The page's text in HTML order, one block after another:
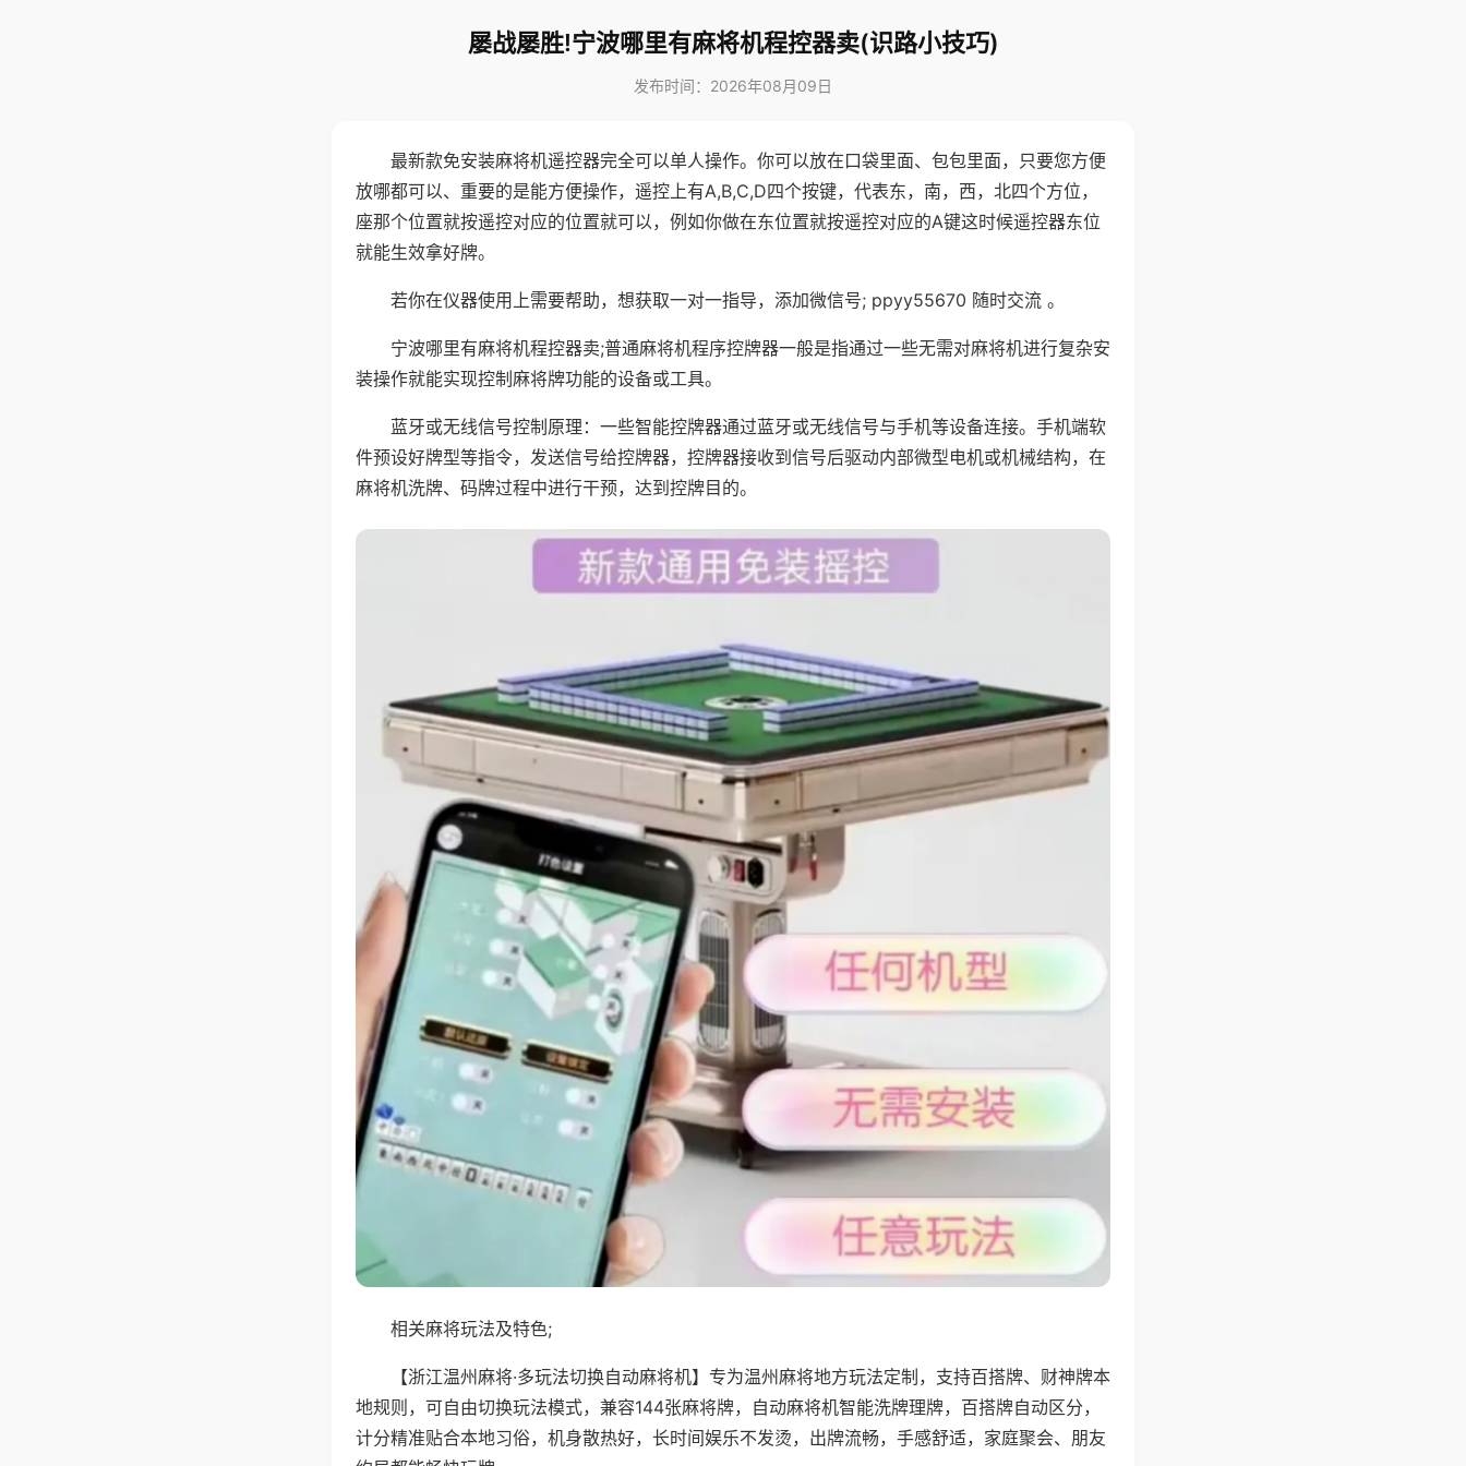
屡战屡胜!宁波哪里有麻将机程控器卖(识路小技巧)
发布时间：2026年08月09日
最新款免安装麻将机遥控器完全可以单人操作。你可以放在口袋里面、包包里面，只要您方便
放哪都可以、重要的是能方便操作，遥控上有A,B,C,D四个按键，代表东，南，西，北四个方位，
座那个位置就按遥控对应的位置就可以，例如你做在东位置就按遥控对应的A键这时候遥控器东位
就能生效拿好牌。
若你在仪器使用上需要帮助，想获取一对一指导，添加微信号; ppyy55670 随时交流 。
宁波哪里有麻将机程控器卖;普通麻将机程序控牌器一般是指通过一些无需对麻将机进行复杂安
装操作就能实现控制麻将牌功能的设备或工具。
蓝牙或无线信号控制原理：一些智能控牌器通过蓝牙或无线信号与手机等设备连接。手机端软
件预设好牌型等指令，发送信号给控牌器，控牌器接收到信号后驱动内部微型电机或机械结构，在
麻将机洗牌、码牌过程中进行干预，达到控牌目的。
相关麻将玩法及特色;
【浙江温州麻将·多玩法切换自动麻将机】专为温州麻将地方玩法定制，支持百搭牌、财神牌本
地规则，可自由切换玩法模式，兼容144张麻将牌，自动麻将机智能洗牌理牌，百搭牌自动区分，
计分精准贴合本地习俗，机身散热好，长时间娱乐不发烫，出牌流畅，手感舒适，家庭聚会、朋友